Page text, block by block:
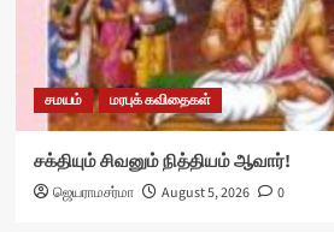
சமயம் மரபுக் கவிதைகள்
சக்தியும் சிவனும் நித்தியம் ஆவார்!
ஜெயராமசர்மா August 5, 2026 0